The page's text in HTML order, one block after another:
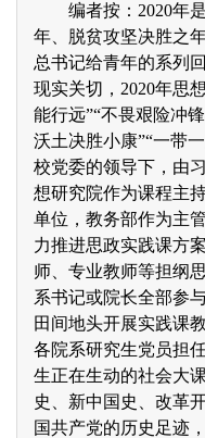
编者按：2020年
年、脱贫攻坚决胜之
总书记给青年的系列
现实关切，2020年思
能行远”“不畏艰险冲
沃土决胜小康”“一带
校党委的领导下，由
想研究院作为课程主
单位，教务部作为主
力推进思政实践课方
师、专业教师等担纲
系书记或院长全部参
田间地头开展实践课
各院系研究生党员担
生正在生动的社会大
史、新中国史、改革
国共产党的历史足迹